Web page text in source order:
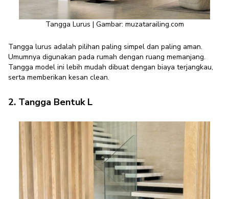
Tangga Lurus | Gambar: muzatarailing.com
Tangga lurus adalah pilihan paling simpel dan paling aman.
Umumnya digunakan pada rumah dengan ruang memanjang.
Tangga model ini lebih mudah dibuat dengan biaya terjangkau,
serta memberikan kesan clean.
2. Tangga Bentuk L